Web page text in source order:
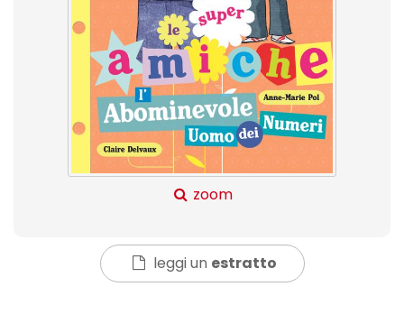
zoom
leggi un estratto